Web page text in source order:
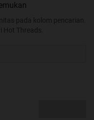
pada kolom pencarian.
Hot Threads.